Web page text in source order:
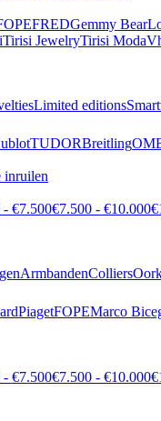
FREDGemmy Bear
Tirisi JewelryTirisi Moda
Limited editions
TUDORBreitling
inruilen
- €7.500€7.500 - €10.000
ArmbandenColliers
PiagetFOPEMarco
- €7.500€7.500 - €10.000